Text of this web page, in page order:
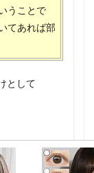
うことで
てあれば部
として